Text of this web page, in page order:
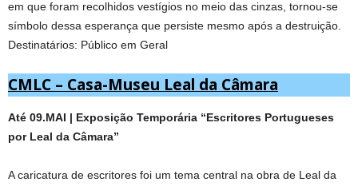
em que foram recolhidos vestígios no meio das cinzas, tornou‑se
símbolo dessa esperança que persiste mesmo após a destruição.
Destinatários: Público em Geral
CMLC – Casa-Museu Leal da Câmara
Até 09.MAI | Exposição Temporária “Escritores Portugueses
por Leal da Câmara”
A caricatura de escritores foi um tema central na obra de Leal da